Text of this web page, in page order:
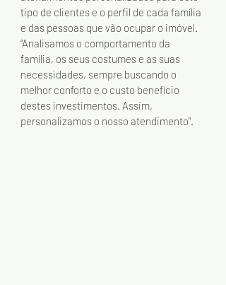
tipo de clientes e o perfil de cada família
e das pessoas que vão ocupar o imóvel.
“Analisamos o comportamento da
família, os seus costumes e as suas
necessidades, sempre buscando o
melhor conforto e o custo benefício
destes investimentos. Assim,
personalizamos o nosso atendimento”.